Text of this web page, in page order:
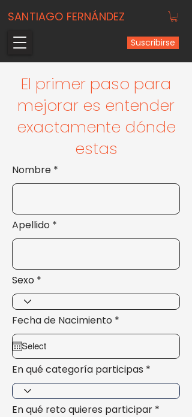
SANTIAGO FERNÁNDEZ
Suscribirse
El primer paso para
mejorar es entender
exactamente dónde
estas
Nombre
Apellido
Sexo
Fecha de Nacimiento *
q
i
r
e
d
En qué categoría participas
En qué reto quieres participar